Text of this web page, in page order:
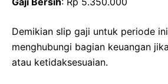
Demikian slip gaji untuk periode
menghubungi bagian keuangan
atau ketidaksesuaian.